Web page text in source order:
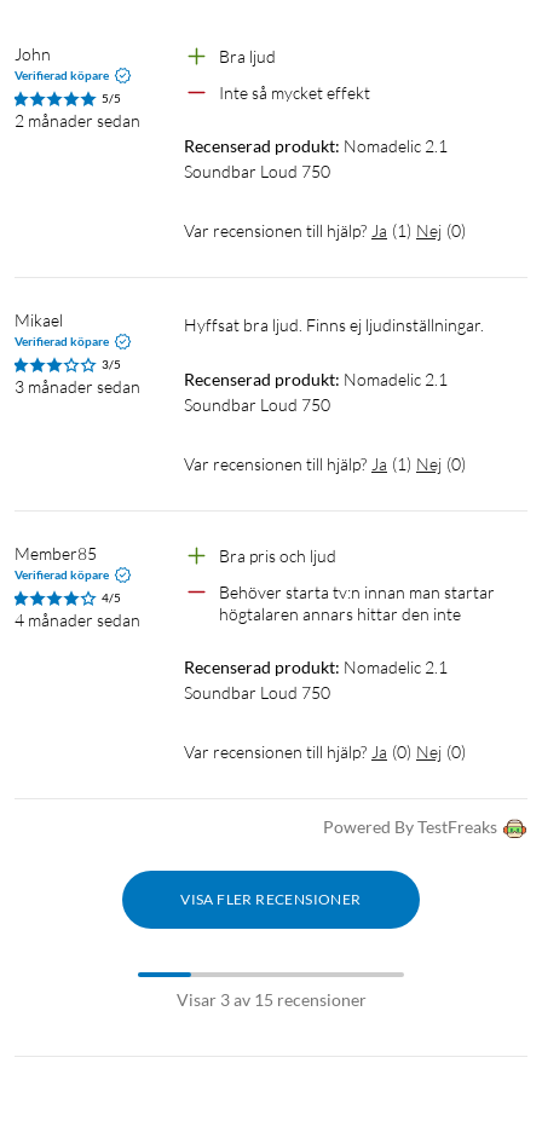
De inbyggda fästena och de medföljande skruvarna gör det
enkelt att hänga soundbaren på väggen. Frigör plats på tv-
bänken, få en snygg linje under tv:n och håll kabeldragningen
prydlig. Resultatet blir ett stilrent uttryck som lyfter både
rummet och upplevelsen.
Ljud
Total uteffekt: 125 W (2x 35 W + 55 W)
Frekvensomfång: 45 Hz–20 kHz
Högtalarimpedans: 2x 6 Ω + 1x 4 Ω
EQ-lägen: Film / Musik / Nyheter
Bluetooth 5.3, räckvidd upp till 10 m
Uppspelning och USB
USB-uppspelning: MP3 (upp till 64 GB, USB-A)
USB-utgång (ström): 5 V / 500 mA
Strömförsörjning
100–240 V AC, 50/60 Hz, 60 W (löstagbar nätkabel)
Mått (BxHxD): 880x66x130 mm
John
Verifierad köpare
5/5
2 månader sedan
Bra ljud
Inte så mycket effekt
Recenserad produkt: Nomadelic 2.1
Soundbar Loud 750
Var recensionen till hjälp? Ja (1) Nej (0)
Mikael
Verifierad köpare
3/5
3 månader sedan
Hyffsat bra ljud. Finns ej ljudinställningar.
Recenserad produkt: Nomadelic 2.1
Soundbar Loud 750
Var recensionen till hjälp? Ja (1) Nej (0)
Member85
Verifierad köpare
4/5
4 månader sedan
Bra pris och ljud
Behöver starta tv:n innan man startar
högtalaren annars hittar den inte
Recenserad produkt: Nomadelic 2.1
Soundbar Loud 750
Var recensionen till hjälp? Ja (0) Nej (0)
Powered By TestFreaks
VISA FLER RECENSIONER
Visar 3 av 15 recensioner